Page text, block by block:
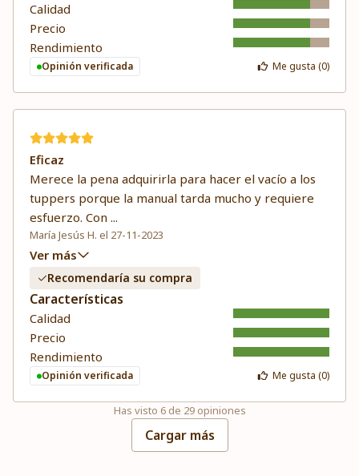
Calidad
Precio
Rendimiento
Opinión verificada Me gusta (0)
Eficaz
Merece la pena adquirirla para hacer el vacío a los
tuppers porque la manual tarda mucho y requiere
esfuerzo. Con ...
María Jesús H. el 27-11-2023
Ver más
Recomendaría su compra
Características
Calidad
Precio
Rendimiento
Opinión verificada Me gusta (0)
Has visto 6de 29opiniones
Cargar más